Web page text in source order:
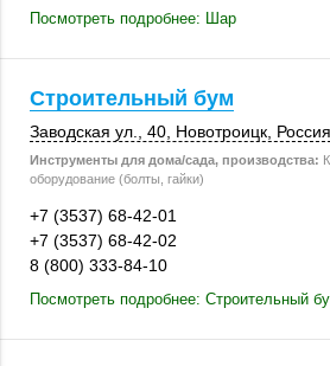
Посмотреть подробнее: Шар
Строительный бум
Заводская ул., 40 Новотроицк Россия
Инструменты для дома/сада, производства:
оборудование (болты, гайки)
+7 (3537) 68-42-01
+7 (3537) 68-42-02
8 (800) 333-84-10
Посмотреть подробнее: Строительный